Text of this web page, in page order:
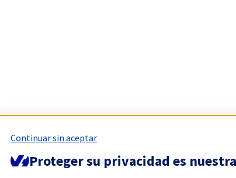
Continuar sin aceptar
Proteger su privacidad es